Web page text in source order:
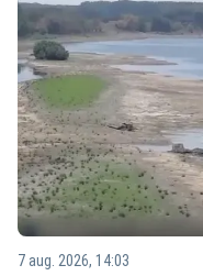
7 aug. 2026, 14:03